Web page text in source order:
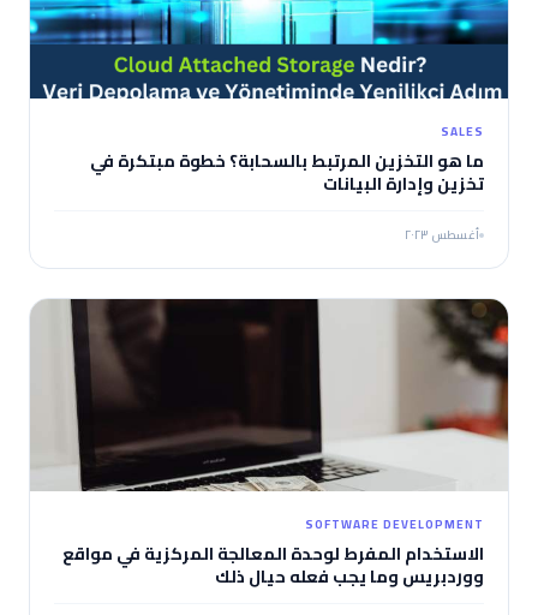
SALES
ما هو التخزين المرتبط بالسحابة؟ خطوة مبتكرة في
تخزين وإدارة البيانات
أغسطس ٢٠٢٣
SOFTWARE DEVELOPMENT
الاستخدام المفرط لوحدة المعالجة المركزية في مواقع
ووردبريس وما يجب فعله حيال ذلك